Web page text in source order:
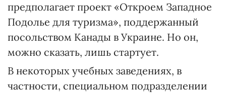
предполагает проект «Откроем Западное
Подолье для туризма», поддержанный
посольством Канады в Украине. Но он,
можно сказать, лишь стартует.
В некоторых учебных заведениях, в
частности, специальном подразделении